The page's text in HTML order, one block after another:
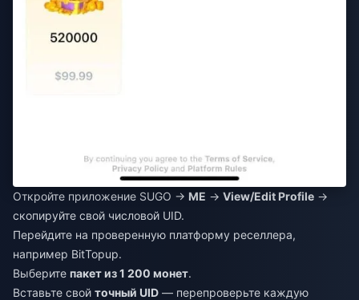
Откройте приложение SUGO → ME → View/Edit Profile →
скопируйте свой числовой UID.
Перейдите на проверенную платформу реселлера,
например BitTopup.
Выберите пакет из 1 200 монет.
Вставьте свой точный UID — перепроверьте каждую